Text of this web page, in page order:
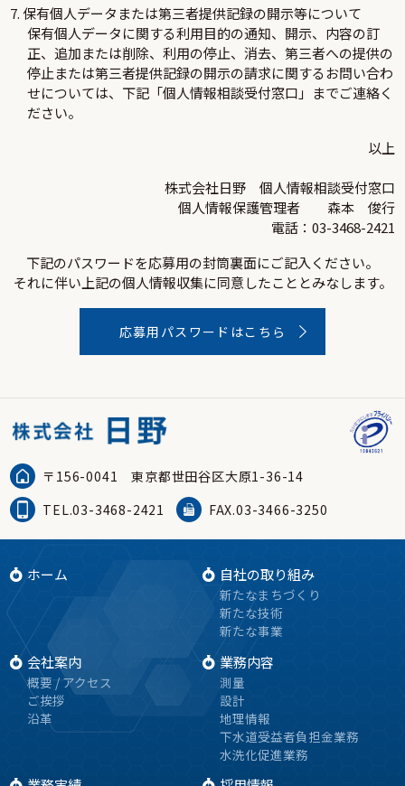
7. 保有個人データまたは第三者提供記録の開示等について
保有個人データに関する利用目的の通知、開示、内容の訂
正、追加または削除、利用の停止、消去、第三者への提供の
停止または第三者提供記録の開示の請求に関するお問い合わ
せについては、下記「個人情報相談受付窓口」までご連絡く
ださい。
以上
株式会社日野 個人情報相談受付窓口
個人情報保護管理者 森本 俊行
電話：03-3468-2421
下記のパスワードを応募用の封筒裏面にご記入ください。
それに伴い上記の個人情報収集に同意したこととみなします。
応募用パスワードはこちら
〒156-0041東京都世田谷区大原1-36-14
TEL.03-3468-2421
FAX.03-3466-3250
ホーム 自社の取り組み
新たなまちづくり
新たな技術
新たな事業
会社案内
概要 / アクセス
ご挨拶
沿革
業務内容
測量
設計
地理情報
下水道受益者負担金業務
水洗化促進業務